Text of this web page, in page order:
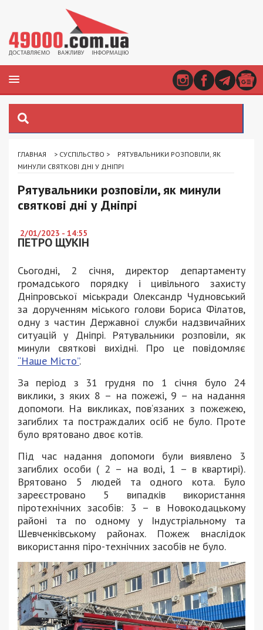
ГЛАВНАЯ > СУСПІЛЬСТВО >
РЯТУВАЛЬНИКИ РОЗПОВІЛИ, ЯК
МИНУЛИ СВЯТКОВІ ДНІ У ДНІПРІ
Рятувальники розповіли, як минули
святкові дні у Дніпрі
2/01/2023 - 14:55
ПЕТРО ЩУКІН
Сьогодні, 2 січня, директор департаменту
громадського порядку і цивільного захисту
Дніпровської міськради Олександр Чудновський
за дорученням міського голови Бориса Філатов,
одну з частин Державної служби надзвичайних
ситуацій у Дніпрі. Рятувальники розповіли, як
минули святкові вихідні. Про це повідомляє
“Наше Місто”.
За період з 31 грудня по 1 січня було 24
виклики, з яких 8 – на пожежі, 9 – на надання
допомоги. На викликах, пов‘язаних з пожежею,
загиблих та постраждалих осіб не було. Проте
було врятовано двоє котів.
Під час надання допомоги були виявлено 3
загиблих особи ( 2 – на воді, 1 – в квартирі).
Врятовано 5 людей та одного кота. Було
зареєстровано 5 випадків використання
піротехнічних засобів: 3 – в Новокодацькому
районі та по одному у Індустріальному та
Шевченківському районах. Пожеж внаслідок
використання піро-технічних засобів не було.